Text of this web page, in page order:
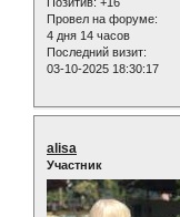
Провел на форуме:
4 дня 14 часов
Последний визит:
03-10-2025 18:30:17
alisa
Участник